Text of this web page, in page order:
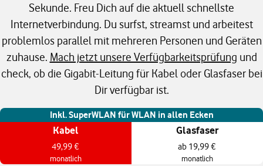
Sekunde. Freu Dich auf die aktuell schnellste
Internetverbindung. Du surfst, streamst und arbeitest
problemlos parallel mit mehreren Personen und Geräten
zuhause. Mach jetzt unsere Verfügbarkeitsprüfung und
check, ob die Gigabit-Leitung für Kabel oder Glasfaser bei
Dir verfügbar ist.
Inkl. SuperWLAN für WLAN in allen Ecken
Kabel
49,99 €
monatlich
Glasfaser
ab 19,99 €
monatlich